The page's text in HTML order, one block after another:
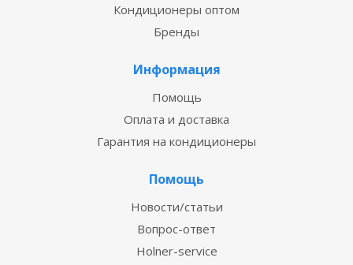
Кондиционеры оптом
Бренды
Информация
Помощь
Оплата и доставка
Гарантия на кондиционеры
Помощь
Новости/статьи
Вопрос-ответ
Holner-service